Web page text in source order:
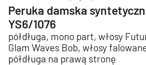
Peruka damska
YS6/1076
półdługa, mono part, włosy
Glam Waves Bob, włosy
półdługa na prawą stronę